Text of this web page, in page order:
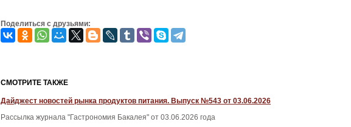
Поделиться с друзьями:
CМОТРИТЕ ТАКЖЕ
Дайджест новостей рынка продуктов питания. Выпуск №543 от 03.06.2026
Рассылка журнала "Гастрономия Бакалея" от 03.06.2026 года